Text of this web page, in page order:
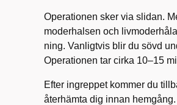
Operationen sker via slidan.
moderhalsen och
ning. Vanligtvis blir du sövd
Operationen tar cirka 10–15
Efter ingreppet kommer du
återhämta dig innan